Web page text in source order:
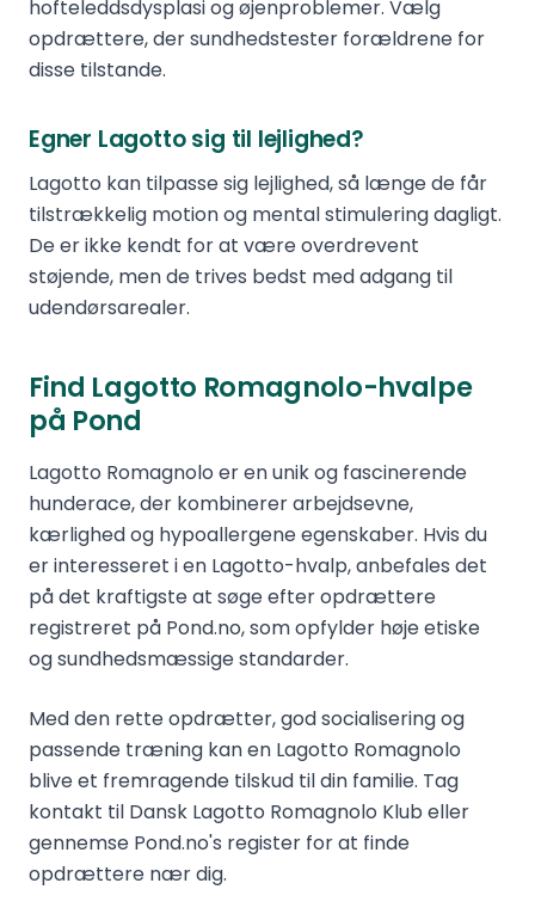
hofteleddsdysplasi og øjenproblemer. Vælg
opdrættere, der sundhedstester forældrene for
disse tilstande.
Egner Lagotto sig til lejlighed?
Lagotto kan tilpasse sig lejlighed, så længe de får
tilstrækkelig motion og mental stimulering dagligt.
De er ikke kendt for at være overdrevent
støjende, men de trives bedst med adgang til
udendørsarealer.
Find Lagotto Romagnolo-hvalpe
på Pond
Lagotto Romagnolo er en unik og fascinerende
hunderace, der kombinerer arbejdsevne,
kærlighed og hypoallergene egenskaber. Hvis du
er interesseret i en Lagotto-hvalp, anbefales det
på det kraftigste at søge efter opdrættere
registreret på Pond.no, som opfylder høje etiske
og sundhedsmæssige standarder.
Med den rette opdrætter, god socialisering og
passende træning kan en Lagotto Romagnolo
blive et fremragende tilskud til din familie. Tag
kontakt til Dansk Lagotto Romagnolo Klub eller
gennemse Pond.no's register for at finde
opdrættere nær dig.